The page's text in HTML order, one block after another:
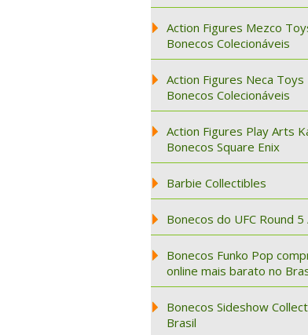
Action Figures Mezco
Bonecos Colecionáveis
Action Figures Neca Toys
Bonecos Colecionáveis
Action Figures Play Arts
Bonecos Square Enix
Barbie Collectibles
Bonecos do UFC Round 5
Bonecos Funko Pop
online mais barato no
Bonecos Sideshow
Brasil